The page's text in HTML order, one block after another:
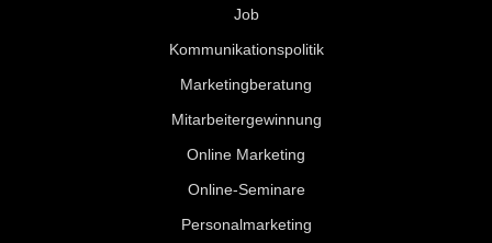
Job
Kommunikationspolitik
Marketingberatung
Mitarbeitergewinnung
Online Marketing
Online-Seminare
Personalmarketing